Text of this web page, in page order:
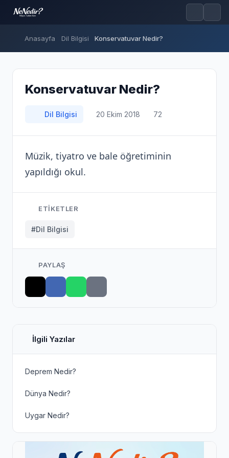
Anasayfa Dil Bilgisi Konservatuvar Nedir?
Konservatuvar Nedir?
Dil Bilgisi 20 Ekim 2018 72
Müzik, tiyatro ve bale öğretiminin
yapıldığı okul.
ETIKETLER
#Dil Bilgisi
PAYLAŞ
İlgili Yazılar
Deprem Nedir?
Dünya Nedir?
Uygar Nedir?